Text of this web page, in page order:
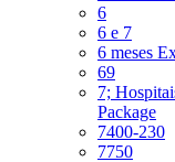
6
6 e 7
6 meses
69
7;
Package
7400-230
7750